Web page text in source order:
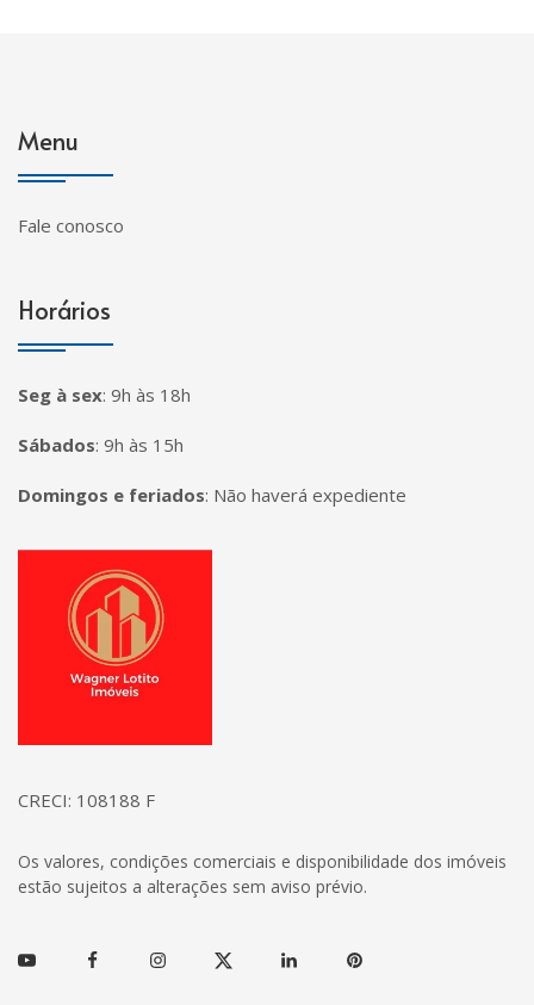
Menu
Fale conosco
Horários
Seg à sex: 9h às 18h
Sábados: 9h às 15h
Domingos e feriados: Não haverá expediente
Página inicial
CRECI: 108188 F
Os valores, condições comerciais e disponibilidade dos imóveis
estão sujeitos a alterações sem aviso prévio.
Youtube FacebookInstagramTwitter Linkedin Pinterest